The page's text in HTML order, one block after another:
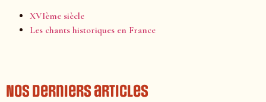
XVIème siècle
Les chants historiques en France
Nos derniers articles